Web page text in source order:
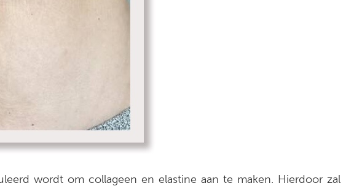
wordt om collageen en elastine aan te maken. Hierdoor zal